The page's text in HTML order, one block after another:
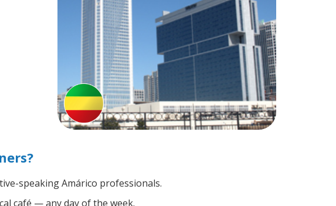
speaking Amárico professionals.
café — any day of the week.